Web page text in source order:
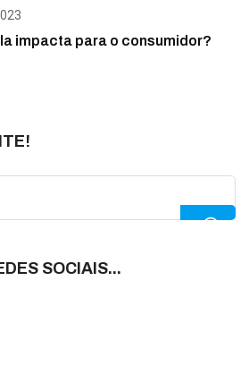
impacta para o consumidor?
SOCIAIS...